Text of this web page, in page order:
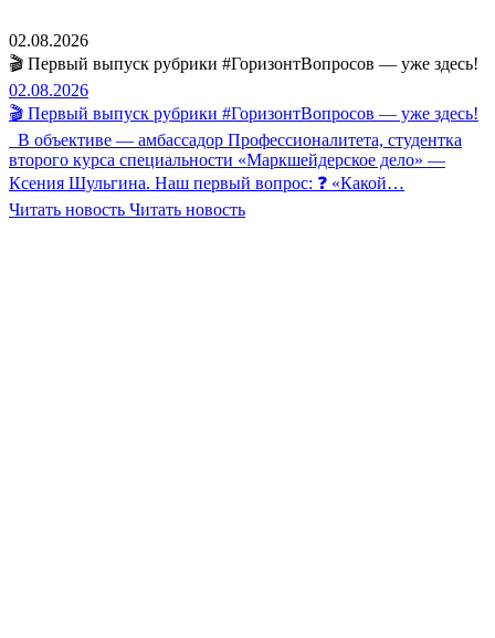
02.08.2026
🎬 Первый выпуск рубрики #ГоризонтВопросов — уже здесь!
02.08.2026
🎬 Первый выпуск рубрики #ГоризонтВопросов — уже здесь!
В объективе — амбассадор Профессионалитета, студентка
второго курса специальности «Маркшейдерское дело» —
Ксения Шульгина. Наш первый вопрос: ❓ «Какой…
Читать новость Читать новость